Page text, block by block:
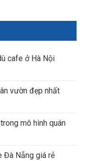
cafe ở Hà Nội
vườn đẹp nhất
mô hình quán
Đà Nẵng giá rẻ